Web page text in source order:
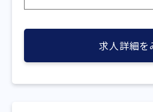
求人詳細を